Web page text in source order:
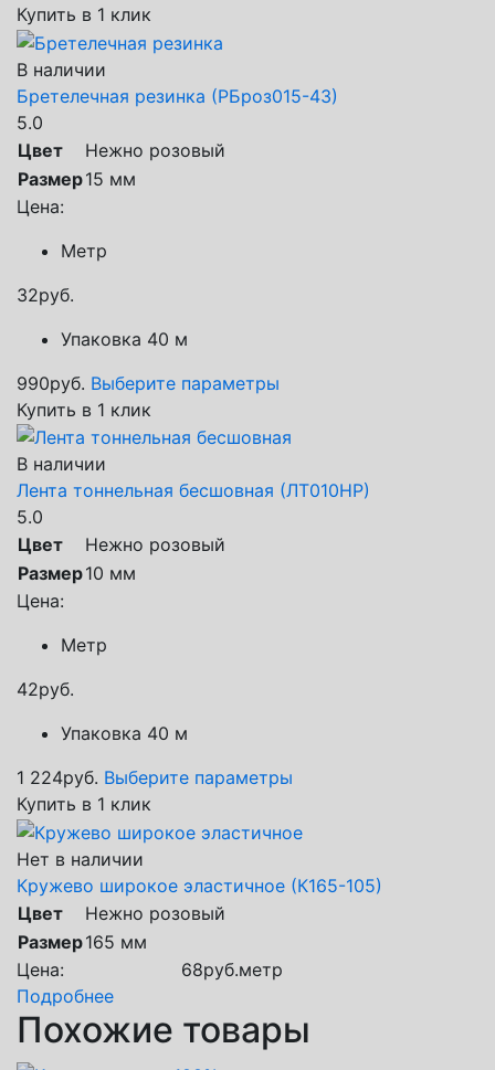
Купить в 1 клик
В наличии
Бретелечная резинка (РБроз015-43)
5.0
Цвет
Нежно розовый
Размер15 мм
Цена:
Метр
32руб.
Упаковка 40 м
990руб. Выберите параметры
Купить в 1 клик
В наличии
Лента тоннельная бесшовная (ЛТ010НР)
5.0
Цвет
Нежно розовый
Размер10 мм
Цена:
Метр
42руб.
Упаковка 40 м
1 224руб. Выберите параметры
Купить в 1 клик
Нет в наличии
Кружево широкое эластичное (К165-105)
Цвет
Нежно розовый
Размер165 мм
Цена:
68руб.метр
Подробнее
Похожие товары